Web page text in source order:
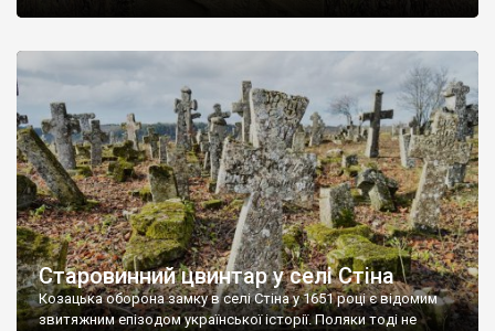
Старовинний цвинтар у селі Стіна
Козацька оборона замку в селі Стіна у 1651 році є відомим
звитяжним епізодом української історії. Поляки тоді не